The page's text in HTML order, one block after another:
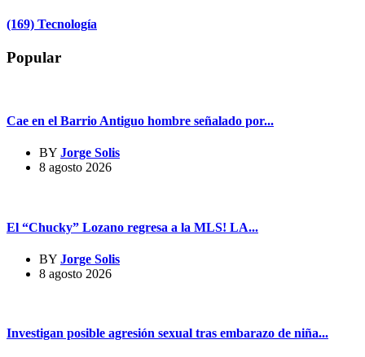
(169) Tecnología
Popular
Cae en el Barrio Antiguo hombre señalado por...
BY Jorge Solis
8 agosto 2026
El “Chucky” Lozano regresa a la MLS! LA...
BY Jorge Solis
8 agosto 2026
Investigan posible agresión sexual tras embarazo de niña...